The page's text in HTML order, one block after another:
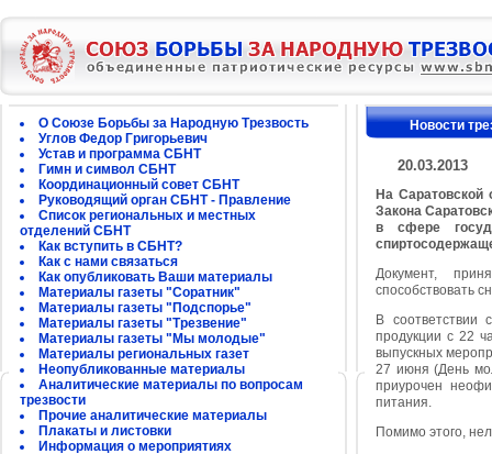
О Союзе Борьбы за Народную Трезвость
Углов Федор Григорьевич
Устав и программа СБНТ
Гимн и символ СБНТ
Координационный совет СБНТ
Руководящий орган СБНТ - Правление
Список региональных и местных
отделений СБНТ
Как вступить в СБНТ?
Как с нами связаться
Как опубликовать Ваши материалы
Материалы газеты "Соратник"
Материалы газеты "Подспорье"
Материалы газеты "Трезвение"
Материалы газеты "Мы молодые"
Материалы региональных газет
Неопубликованные материалы
Аналитические материалы по вопросам
трезвости
Прочие аналитические материалы
Плакаты и листовки
Информация о мероприятиях
Новости
20.03.2013
На Саратовской
Закона
в сфере
Документ,
способствовать
В соответствии
продукции с 22
выпускных
27 июня (День
приурочен
питания.
Помимо этого,